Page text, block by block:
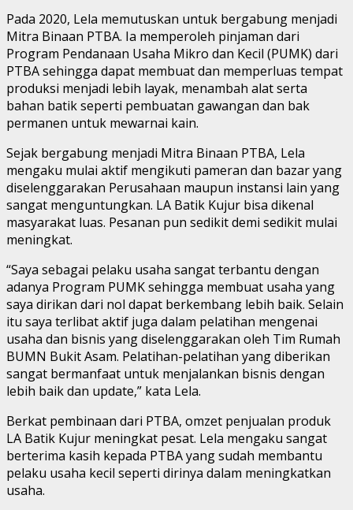
Pada 2020, Lela memutuskan untuk bergabung menjadi
Mitra Binaan PTBA. Ia memperoleh pinjaman dari
Program Pendanaan Usaha Mikro dan Kecil (PUMK) dari
PTBA sehingga dapat membuat dan memperluas tempat
produksi menjadi lebih layak, menambah alat serta
bahan batik seperti pembuatan gawangan dan bak
permanen untuk mewarnai kain.
Sejak bergabung menjadi Mitra Binaan PTBA, Lela
mengaku mulai aktif mengikuti pameran dan bazar yang
diselenggarakan Perusahaan maupun instansi lain yang
sangat menguntungkan. LA Batik Kujur bisa dikenal
masyarakat luas. Pesanan pun sedikit demi sedikit mulai
meningkat.
“Saya sebagai pelaku usaha sangat terbantu dengan
adanya Program PUMK sehingga membuat usaha yang
saya dirikan dari nol dapat berkembang lebih baik. Selain
itu saya terlibat aktif juga dalam pelatihan mengenai
usaha dan bisnis yang diselenggarakan oleh Tim Rumah
BUMN Bukit Asam. Pelatihan-pelatihan yang diberikan
sangat bermanfaat untuk menjalankan bisnis dengan
lebih baik dan update,” kata Lela.
Berkat pembinaan dari PTBA, omzet penjualan produk
LA Batik Kujur meningkat pesat. Lela mengaku sangat
berterima kasih kepada PTBA yang sudah membantu
pelaku usaha kecil seperti dirinya dalam meningkatkan
usaha.